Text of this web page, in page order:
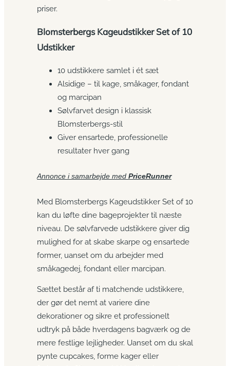
priser.
Blomsterbergs Kageudstikker Set of 10
Udstikker
10 udstikkere samlet i ét sæt
Alsidige – til kage, småkager, fondant
og marcipan
Sølvfarvet design i klassisk
Blomsterbergs-stil
Giver ensartede, professionelle
resultater hver gang
Annonce i samarbejde med PriceRunner
Med Blomsterbergs Kageudstikker Set of 10
kan du løfte dine bageprojekter til næste
niveau. De sølvfarvede udstikkere giver dig
mulighed for at skabe skarpe og ensartede
former, uanset om du arbejder med
småkagedej, fondant eller marcipan.
Sættet består af ti matchende udstikkere,
der gør det nemt at variere dine
dekorationer og sikre et professionelt
udtryk på både hverdagens bagværk og de
mere festlige lejligheder. Uanset om du skal
pynte cupcakes, forme kager eller